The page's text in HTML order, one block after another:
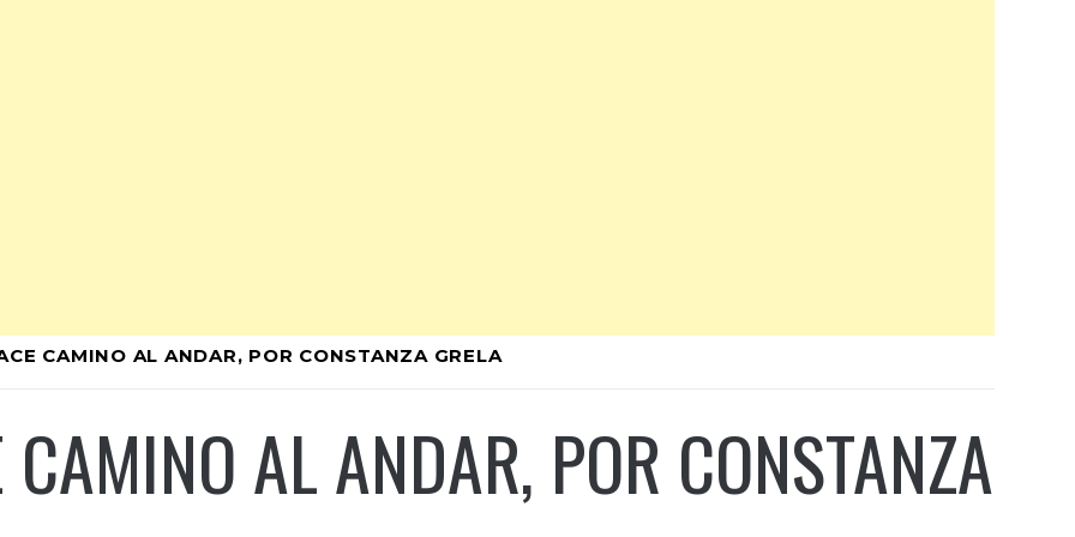
CAMINO AL ANDAR, POR CONSTANZA GRELA
AL ANDAR, POR CONSTANZA